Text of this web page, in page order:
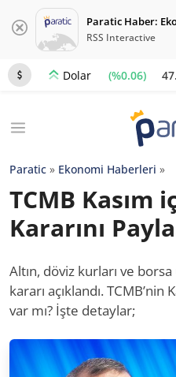
Paratic Haber:
RSS Interactive
Dolar (%0.06)
Paratic » Ekonomi Haberleri »
TCMB Kasım
Kararını
Altın, döviz kurları ve
kararı açıklandı.
var mı? İşte detaylar;